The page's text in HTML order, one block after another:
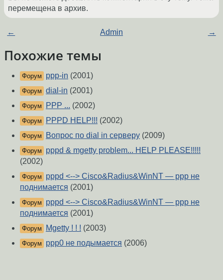
перемещена в архив.
← Admin →
Похожие темы
Форум ppp-in (2001)
Форум dial-in (2001)
Форум PPP ... (2002)
Форум PPPD HELP!!! (2002)
Форум Вопрос по dial in серверу (2009)
Форум
pppd & mgetty problem... HELP PLEASE!!!!!
(2002)
Форум
pppd <--> Cisco&Radius&WinNT — ppp не
поднимается (2001)
Форум
pppd <--> Cisco&Radius&WinNT — ppp не
поднимается (2001)
Форум Mgetty ! ! ! (2003)
Форум ppp0 не подымается (2006)